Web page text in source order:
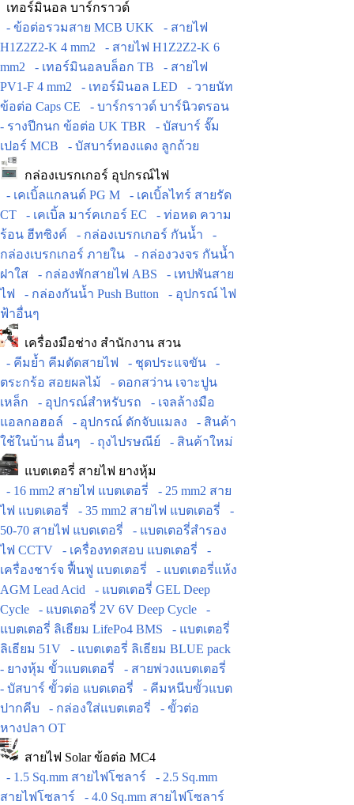
เทอร์มินอล บาร์กราวด์
- ข้อต่อรวมสาย MCB UKK
- สายไฟ
H1Z2Z2-K 4 mm2
- สายไฟ H1Z2Z2-K 6
mm2
- เทอร์มินอลบล็อก TB
- สายไฟ
PV1-F 4 mm2
- เทอร์มินอล LED
- วายนัท
ข้อต่อ Caps CE
- บาร์กราวด์ บาร์นิวตรอน
- รางปีกนก ข้อต่อ UK TBR
- บัสบาร์ จั๊ม
เปอร์ MCB
- บัสบาร์ทองแดง ลูกถ้วย
กล่องเบรกเกอร์ อุปกรณ์ไฟ
- เคเบิ้ลแกลนด์ PG M
- เคเบิ้ลไทร์ สายรัด
CT
- เคเบิ้ล มาร์คเกอร์ EC
- ท่อหด ความ
ร้อน ฮีทซิงค์
- กล่องเบรกเกอร์ กันน้ำ
-
กล่องเบรกเกอร์ ภายใน
- กล่องวงจร กันน้ำ
ฝาใส
- กล่องพักสายไฟ ABS
- เทปพันสาย
ไฟ
- กล่องกันน้ำ Push Button
- อุปกรณ์ ไฟ
ฟ้าอื่นๆ
เครื่องมือช่าง สำนักงาน สวน
- คีมย้ำ คีมตัดสายไฟ
- ชุดประแจขัน
-
ตระกร้อ สอยผลไม้
- ดอกสว่าน เจาะปูน
เหล็ก
- อุปกรณ์สำหรับรถ
- เจลล้างมือ
แอลกอฮอล์
- อุปกรณ์ ดักจับแมลง
- สินค้า
ใช้ในบ้าน อื่นๆ
- ถุงไปรษณีย์ - สินค้าใหม่
แบตเตอรี่ สายไฟ ยางหุ้ม
- 16 mm2 สายไฟ แบตเตอรี่
- 25 mm2 สาย
ไฟ แบตเตอรี่
- 35 mm2 สายไฟ แบตเตอรี่
-
50-70 สายไฟ แบตเตอรี่
- แบตเตอรี่สำรอง
ไฟ CCTV
- เครื่องทดสอบ แบตเตอรี่
-
เครื่องชาร์จ ฟื้นฟู แบตเตอรี่
- แบตเตอรี่แห้ง
AGM Lead Acid
- แบตเตอรี่ GEL Deep
Cycle
- แบตเตอรี่ 2V 6V Deep Cycle
-
แบตเตอรี่ ลิเธียม LifePo4 BMS
- แบตเตอรี่
ลิเธียม 51V
- แบตเตอรี่ ลิเธียม BLUE pack
- ยางหุ้ม ขั้วแบตเตอรี่
- สายพ่วงแบตเตอรี่
- บัสบาร์ ขั้วต่อ แบตเตอรี่
- คีมหนีบขั้วแบต
ปากคีบ
- กล่องใส่แบตเตอรี่
- ขั้วต่อ
หางปลา OT
สายไฟ Solar ข้อต่อ MC4
- 1.5 Sq.mm สายไฟโซลาร์
- 2.5 Sq.mm
สายไฟโซลาร์
- 4.0 Sq.mm สายไฟโซลาร์